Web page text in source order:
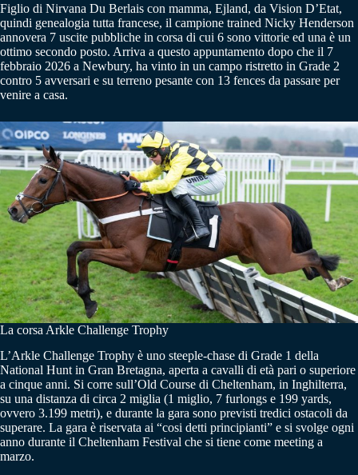
Figlio di Nirvana Du Berlais con mamma, Ejland, da Vision D’Etat,
quindi genealogia tutta francese, il campione trained Nicky Henderson
annovera 7 uscite pubbliche in corsa di cui 6 sono vittorie ed una è un
ottimo secondo posto. Arriva a questo appuntamento dopo che il 7
febbraio 2026 a Newbury, ha vinto in un campo ristretto in Grade 2
contro 5 avversari e su terreno pesante con 13 fences da passare per
venire a casa.
La corsa Arkle Challenge Trophy
L’Arkle Challenge Trophy è uno steeple-chase di Grade 1 della
National Hunt in Gran Bretagna, aperta a cavalli di età pari o superiore
a cinque anni. Si corre sull’Old Course di Cheltenham, in Inghilterra,
su una distanza di circa 2 miglia (1 miglio, 7 furlongs e 199 yards,
ovvero 3.199 metri), e durante la gara sono previsti tredici ostacoli da
superare. La gara è riservata ai “cosi detti principianti” e si svolge ogni
anno durante il Cheltenham Festival che si tiene come meeting a
marzo.